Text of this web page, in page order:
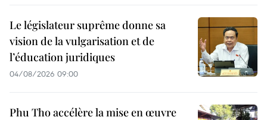
Le législateur suprême donne sa
vision de la vulgarisation et de
l’éducation juridiques
04/08/2026 09:00
Phu Tho accélère la mise en œuvre